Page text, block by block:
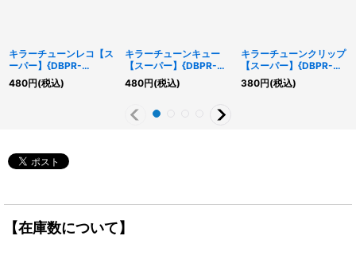
キラーチューンレコ【ス
ーパー】{DBPR-
JP033}《モンスター》
480円(税込)
キラーチューンキュー
【スーパー】{DBPR-
JP034}《モンスター》
480円(税込)
キラーチューンクリップ
【スーパー】{DBPR-
JP032}《モンスター》
380円(税込)
【在庫数について】